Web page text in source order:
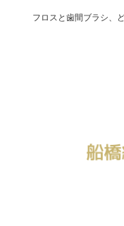
フロスと歯間ブラシ、